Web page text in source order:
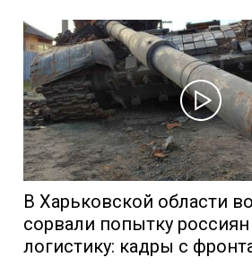
В Харьковской области
сорвали попытку
логистику: кадры с